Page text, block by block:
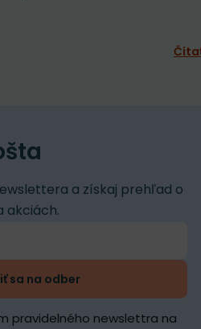
a získaj prehľad o
akciách.
sa na odber
pravidelného newslettra na